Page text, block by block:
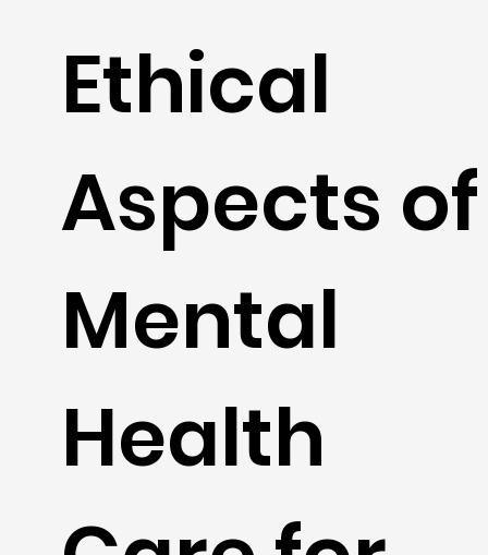
Ethical
Aspects of
Mental
Health